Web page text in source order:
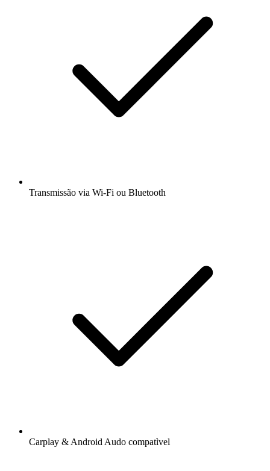
Transmissão via Wi-Fi ou Bluetooth
Carplay & Android Audo compatìvel